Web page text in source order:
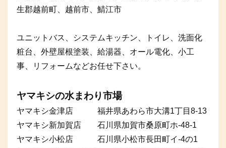
生郡越前町、越前市、鯖江市
ユニットバス、システムキッチン、トイレ、洗面化
粧台、外壁屋根塗装、給湯器、オール電化、小工
事、リフォームなどお任せ下さい。
ヤマキシの水まわり市場
ヤマキシ金津店 福井県あわら市大溝1丁目8-13
ヤマキシ新加賀店 石川県加賀市桑原町ホ-48-1
ヤマキシ小松店 石川県小松市長田町イ-4の1